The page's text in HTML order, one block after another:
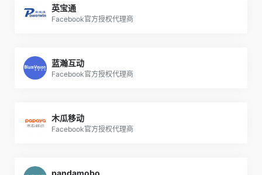
英宝通
Facebook官方授权代理商
蓝瀚互动
Facebook官方授权代理商
木瓜移动
Facebook官方授权代理商
pandamobo